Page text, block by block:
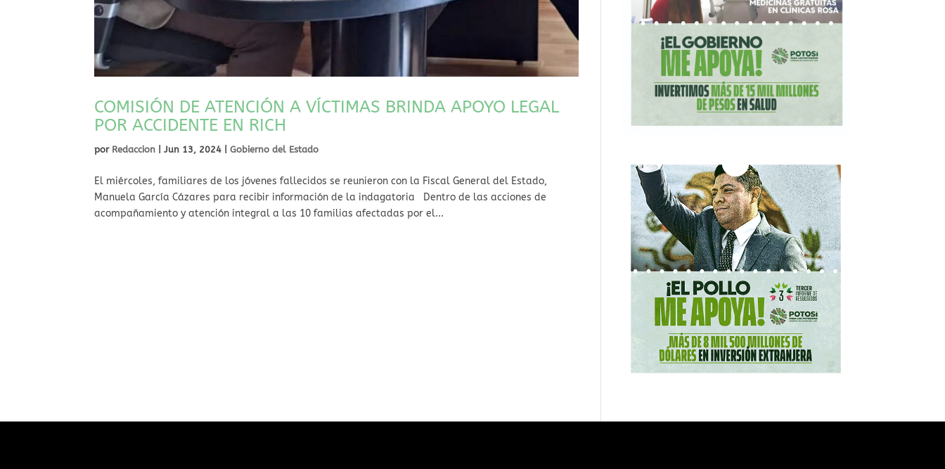
COMISIÓN DE ATENCIÓN A VÍCTIMAS BRINDA APOYO LEGAL
POR ACCIDENTE EN RICH
por Redaccion |Jun 13, 2024 |Gobierno del Estado
El miércoles, familiares de los jóvenes fallecidos se reunieron con la Fiscal General del Estado,
Manuela García Cázares para recibir información de la indagatoria Dentro de las acciones de
acompañamiento y atención integral a las 10 familias afectadas por el...